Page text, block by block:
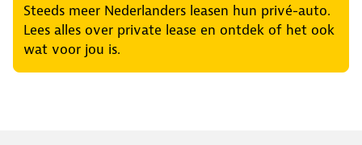
Steeds meer Nederlanders leasen hun privé-auto.
Lees alles over private lease en ontdek of het ook
wat voor jou is.